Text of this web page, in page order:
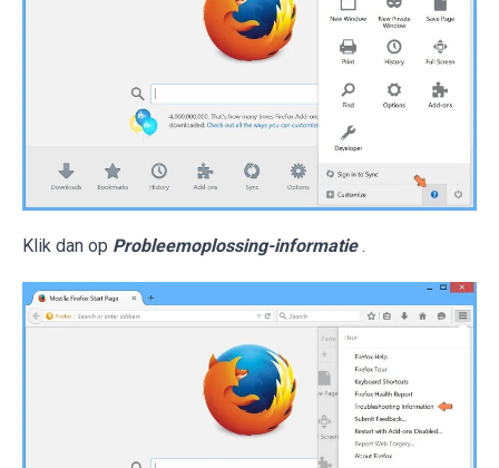
Klik dan op Probleemoplossing-informatie .